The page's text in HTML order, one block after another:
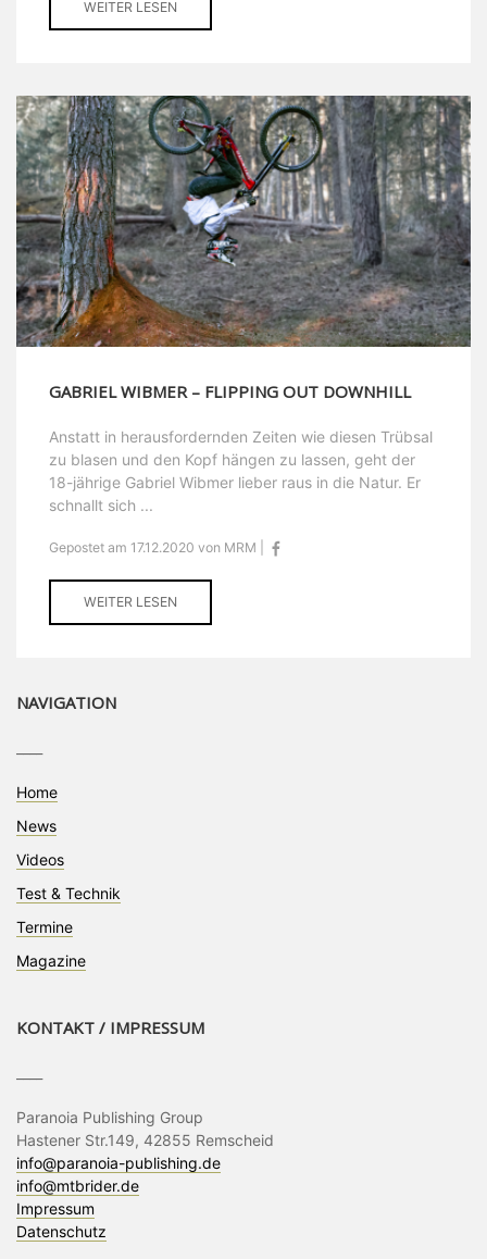
WEITER LESEN
GABRIEL WIBMER – FLIPPING OUT DOWNHILL
Anstatt in herausfordernden Zeiten wie diesen Trübsal
zu blasen und den Kopf hängen zu lassen, geht der
18-jährige Gabriel Wibmer lieber raus in die Natur. Er
schnallt sich ...
Gepostet am 17.12.2020 von MRM |
WEITER LESEN
NAVIGATION
Home
News
Videos
Test & Technik
Termine
Magazine
KONTAKT / IMPRESSUM
Paranoia Publishing Group
Hastener Str.149, 42855 Remscheid
info@paranoia-publishing.de
info@mtbrider.de
Impressum
Datenschutz